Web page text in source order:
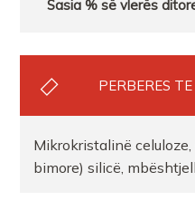
PERBERES TE
Mikrokristalinë
bimore) silicë,